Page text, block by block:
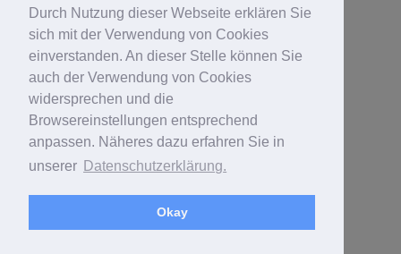
Durch Nutzung dieser Webseite erklären Sie
sich mit der Verwendung von Cookies
einverstanden. An dieser Stelle können Sie
auch der Verwendung von Cookies
widersprechen und die
Browsereinstellungen entsprechend
anpassen. Näheres dazu erfahren Sie in
unserer Datenschutzerklärung.
Okay